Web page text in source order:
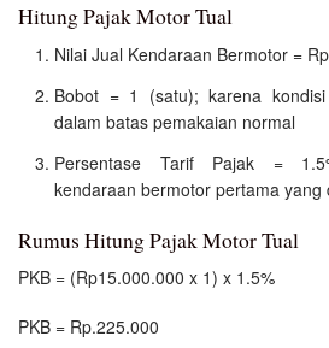
Hitung Pajak Motor Tual
Nilai Jual Kendaraan Bermotor =
Bobot = 1 (satu); karena
dalam batas pemakaian normal
Persentase Tarif Pajak =
kendaraan bermotor pertama yang
Rumus Hitung Pajak Motor Tual
PKB = (Rp15.000.000 x 1) x 1.5%
PKB = Rp.225.000